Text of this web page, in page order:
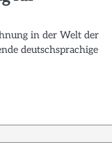
in der Welt der
deutschsprachige